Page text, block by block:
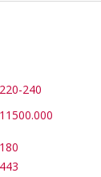
220-240
11500.000
180
443